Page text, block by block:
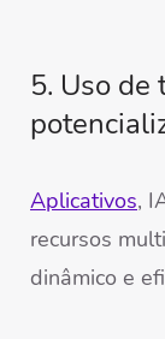
5. Uso de
Aplicativos,
recursos
dinâmico e